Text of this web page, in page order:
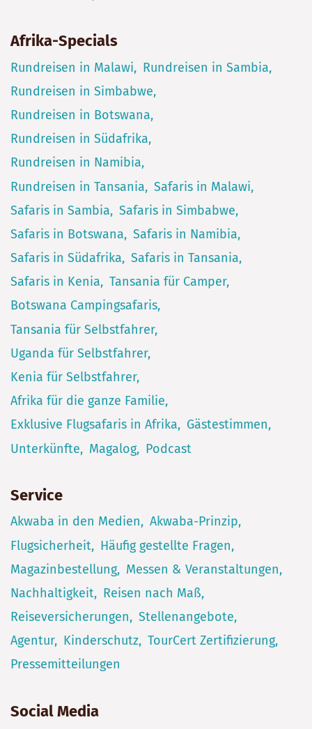
Afrika-Specials
Rundreisen in Malawi
Rundreisen in Sambia
Rundreisen in Simbabwe
Rundreisen in Botswana
Rundreisen in Südafrika
Rundreisen in Namibia
Rundreisen in Tansania
Safaris in Malawi
Safaris in Sambia
Safaris in Simbabwe
Safaris in Botswana
Safaris in Namibia
Safaris in Südafrika
Safaris in Tansania
Safaris in Kenia
Tansania für Camper
Botswana Campingsafaris
Tansania für Selbstfahrer
Uganda für Selbstfahrer
Kenia für Selbstfahrer
Afrika für die ganze Familie
Exklusive Flugsafaris in Afrika
Gästestimmen
Unterkünfte
Magalog Podcast
Service
Akwaba in den Medien
Akwaba-Prinzip
Flugsicherheit
Häufig gestellte Fragen
Magazinbestellung
Messen & Veranstaltungen
Nachhaltigkeit
Reisen nach Maß
Reiseversicherungen
Stellenangebote
Agentur
Kinderschutz TourCert Zertifizierung
Pressemitteilungen
Social Media